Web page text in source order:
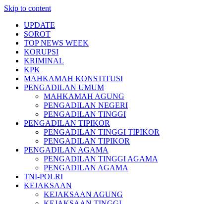
Skip to content
UPDATE
SOROT
TOP NEWS WEEK
KORUPSI
KRIMINAL
KPK
MAHKAMAH KONSTITUSI
PENGADILAN UMUM
MAHKAMAH AGUNG
PENGADILAN NEGERI
PENGADILAN TINGGI
PENGADILAN TIPIKOR
PENGADILAN TINGGI TIPIKOR
PENGADILAN TIPIKOR
PENGADILAN AGAMA
PENGADILAN TINGGI AGAMA
PENGADILAN AGAMA
TNI-POLRI
KEJAKSAAN
KEJAKSAAN AGUNG